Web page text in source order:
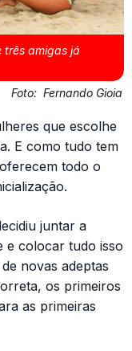
três amigas já
Foto: Fernando Gioia
que escolhe
E como tudo tem
todo o
juntar a
e colocar tudo isso
novas adeptas
os primeiros
as primeiras